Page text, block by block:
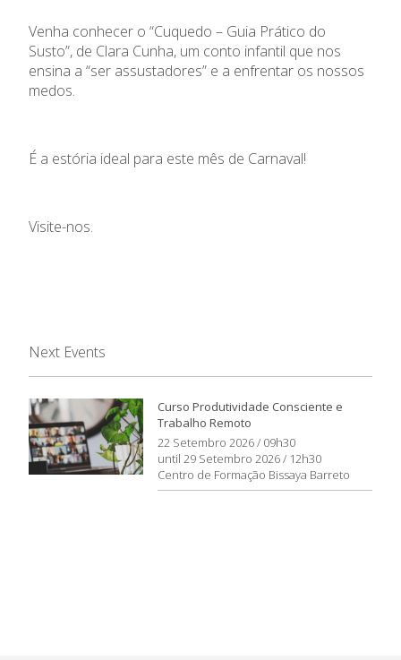
Venha conhecer o “Cuquedo – Guia Prático do
Susto”, de Clara Cunha, um conto infantil que nos
ensina a “ser assustadores” e a enfrentar os nossos
medos.
É a estória ideal para este mês de Carnaval!
Visite-nos.
Next Events
Curso Produtividade Consciente e
Trabalho Remoto
22 Setembro 2026 / 09h30
until 29 Setembro 2026 / 12h30
Centro de Formação Bissaya Barreto